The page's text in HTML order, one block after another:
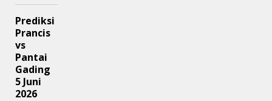
Prediksi
Prancis
vs
Pantai
Gading
5 Juni
2026